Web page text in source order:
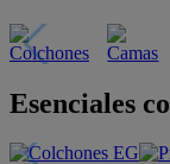
Esenciales